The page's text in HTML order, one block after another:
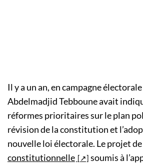
Il y a un an, en campagne
Abdelmadjid Tebboune avait
réformes prioritaires sur le plan
révision de la constitution et
nouvelle loi électorale. Le projet de
constitutionnelle
soumis à